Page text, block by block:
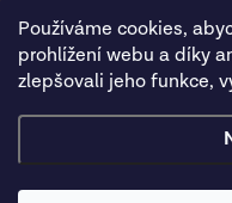
Používáme cookies,
prohlížení webu a díky
zlepšovali jeho funkce,
Copyright 2026